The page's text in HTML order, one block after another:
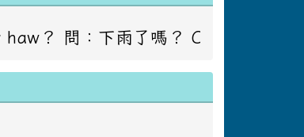
haw？ 問：下雨了嗎？ Caay